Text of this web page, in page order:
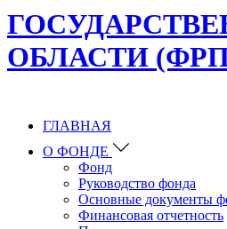
ОБЛАСТИ
ГЛАВНАЯ
О ФОНДЕ
Фонд
Руководство фонда
Основные документы
Финансовая отчетность